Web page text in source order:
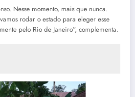
Nesse momento, mais que nunca.
rodar o estado para eleger esse
pelo Rio de Janeiro”, complementa.